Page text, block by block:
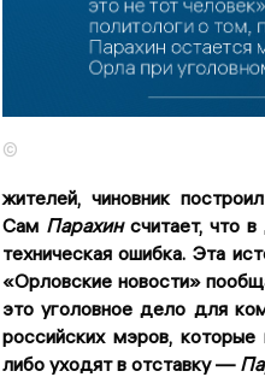
©
жителей, чиновник
Сам Парахинсчитает, что в
техническая ошибка. Эта
«Орловские новости»
это уголовное дело для
российских мэров,
либо уходят в отставку —